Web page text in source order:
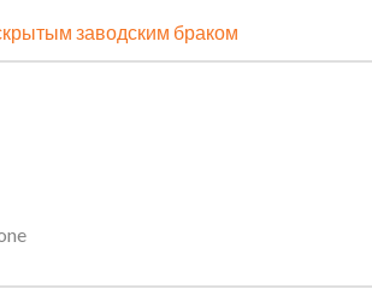
заводским браком